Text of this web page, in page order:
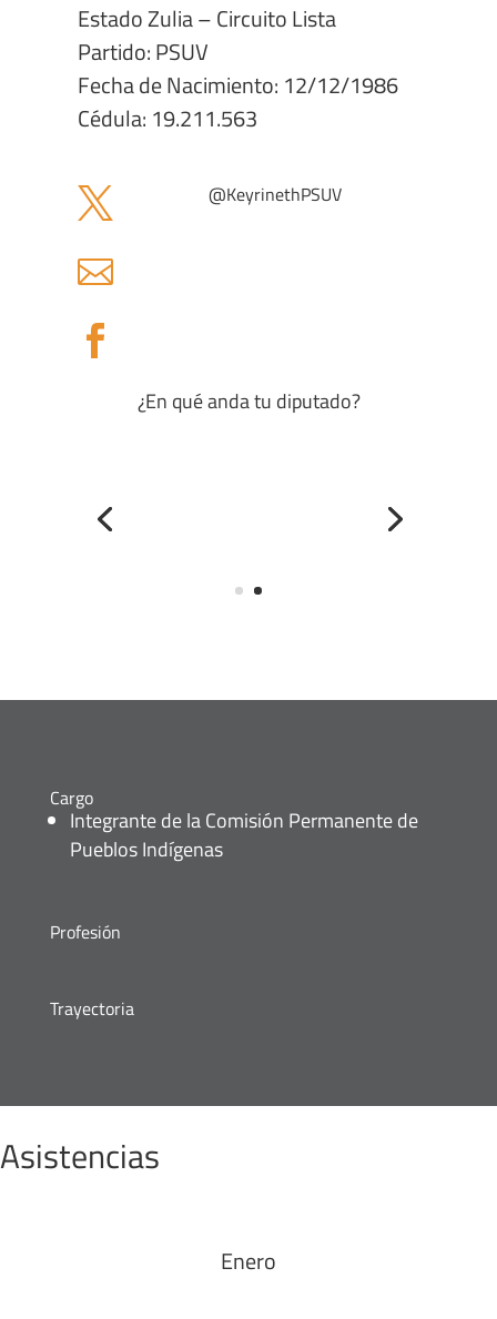
Estado Zulia – Circuito Lista
Partido: PSUV
Fecha de Nacimiento: 12/12/1986
Cédula: 19.211.563
 @KeyrinethPSUV


¿En qué anda tu diputado?
Cargo
Integrante de la Comisión Permanente de
Pueblos Indígenas
Profesión
Trayectoria
Asistencias
Enero